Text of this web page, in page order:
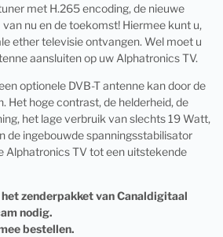
met H.265 encoding, de nieuwe
nu en de toekomst! Hiermee kunt u,
ether televisie ontvangen. Wel moet u
aansluiten op uw Alphatronics TV.
optionele DVB-T antenne kan door de
Het hoge contrast, de helderheid, de
het lage verbruik van slechts 19 Watt,
de ingebouwde spanningsstabilisator
Alphatronics TV tot een uitstekende
zenderpakket van Canaldigitaal
nodig.
bestellen.